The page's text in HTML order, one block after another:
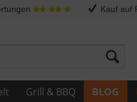
Kauf auf
Grill & BBQ BLOG